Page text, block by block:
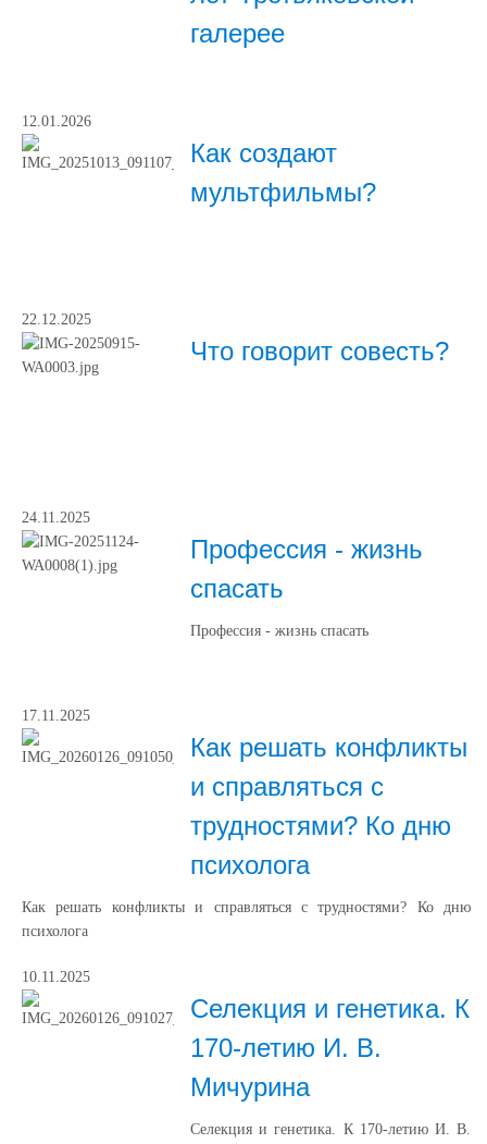
галерее
12.01.2026
Как создают
мультфильмы?
22.12.2025
Что говорит совесть?
24.11.2025
Профессия - жизнь
спасать
Профессия - жизнь спасать
17.11.2025
Как решать конфликты
и справляться с
трудностями? Ко дню
психолога
Как решать конфликты и справляться с трудностями? Ко дню
психолога
10.11.2025
Селекция и генетика. К
170-летию И. В.
Мичурина
Селекция и генетика. К 170-летию И. В.